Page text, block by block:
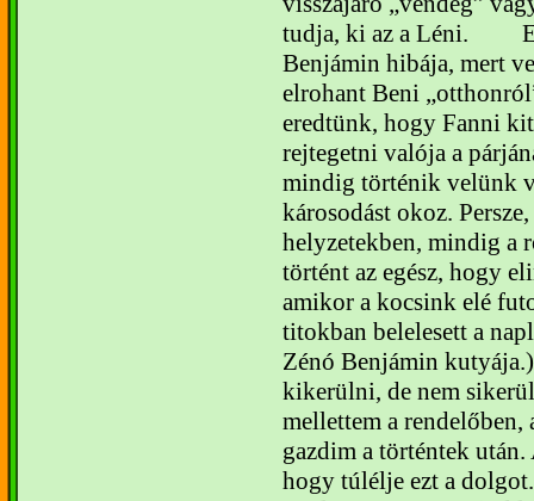
tudja, ki az a Léni.
Benjámin hibája, mert
elrohant Beni
eredtünk, hogy Fanni
rejtegetni valója a
mindig történik velünk
károsodást okoz.
helyzetekben, mindig a
történt az egész, hogy
amikor a kocsink elé
titokban belelesett a
Zénó Benjámin
kikerülni, de nem
mellettem a
gazdim a történtek
hogy túlélje ezt a